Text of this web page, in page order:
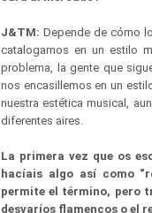
J&TM: Depende de cómo
catalogarnos en un estilo
problema, la gente que
nos encasillemos en un
nuestra estética musical,
diferentes aires.
La primera vez que os
hacíais algo así como
permite el término, pero
desvaríos flamencos o el